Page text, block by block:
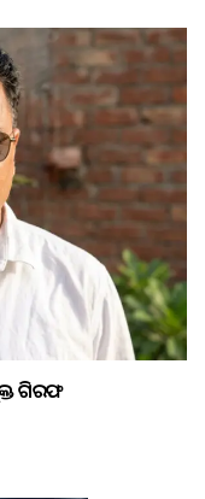
ଗିରଫ